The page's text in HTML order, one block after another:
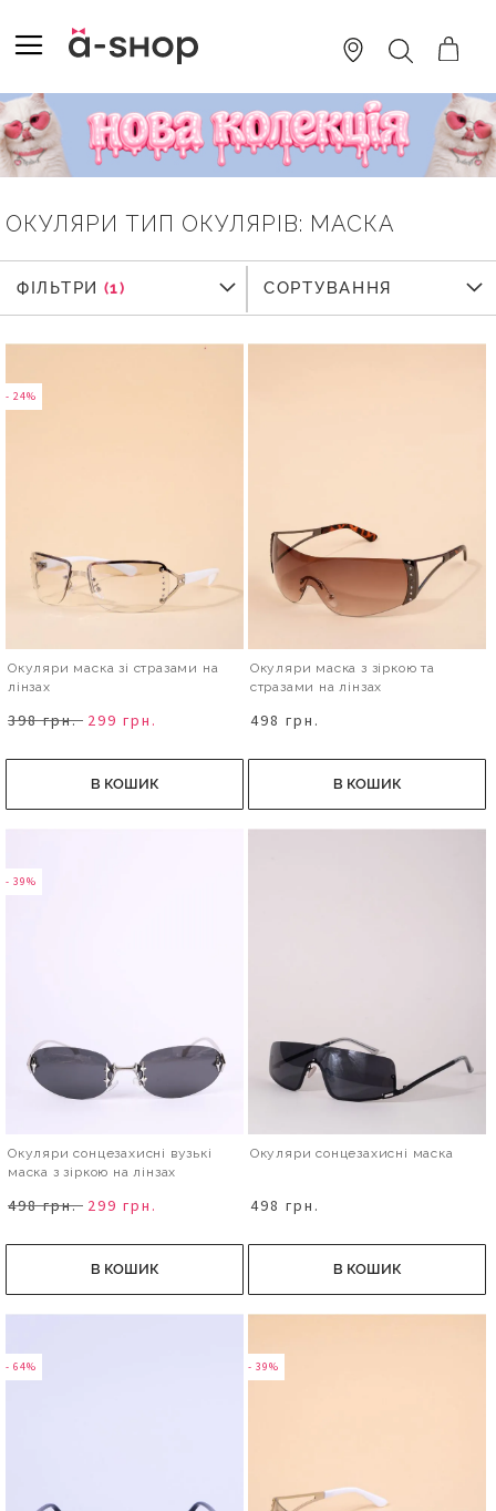
TO
CONTENT
ПОШУК
ОКУЛЯРИ ТИП ОКУЛЯРІВ: МАСКА
- 24%
Окуляри маска зі стразами на
лінзах
398 грн. 299 грн.
В КОШИК
Окуляри маска з зіркою та
стразами на лінзах
498 грн.
В КОШИК
- 39%
Окуляри сонцезахисні вузькі
маска з зіркою на лінзах
498 грн. 299 грн.
В КОШИК
Окуляри сонцезахисні маска
498 грн.
В КОШИК
- 64% - 39%
ФІЛЬТРИ
ФІЛЬТРИ СОРТУВАННЯ